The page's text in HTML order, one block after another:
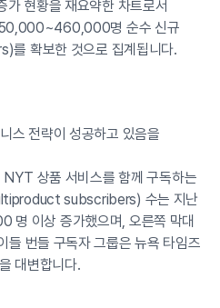
가 현황을 재요약한 차트로서
명 순수 신규
확보한 것으로 집계됩니다.
스 전략이 성공하고 있음을
상품 서비스를 함께 구독하는
subscribers) 수는 지난
이상 증가했으며, 오른쪽 막대
들 번들 구독자 그룹은 뉴욕 타임즈
대변합니다.